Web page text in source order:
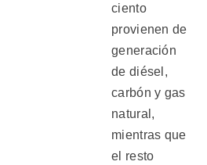
ciento
provienen de
generación
de diésel,
carbón y gas
natural,
mientras que
el resto